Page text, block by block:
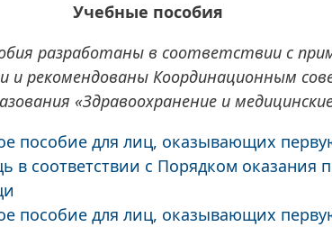
Учебные пособия
разработаны в соответствии с
и рекомендованы Координационным
«Здравоохранение и
пособие для лиц, оказывающих
в соответствии с Порядком оказания
пособие для лиц, оказывающих